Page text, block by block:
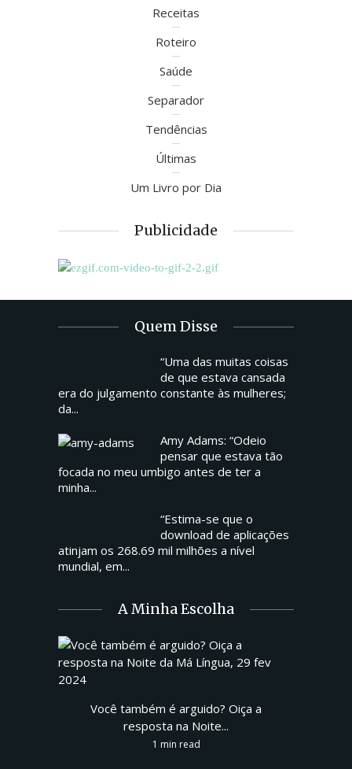
Receitas
Roteiro
Saúde
Separador
Tendências
Últimas
Um Livro por Dia
Publicidade
Quem Disse
“Uma das muitas coisas
de que estava cansada
era do julgamento constante às mulheres;
da...
Amy Adams: “Odeio
pensar que estava tão
focada no meu umbigo antes de ter a
minha...
“Estima-se que o
download de aplicações
atinjam os 268.69 mil milhões a nível
mundial, em...
A Minha Escolha
Você também é arguido? Oiça a
resposta na Noite...
1 min read